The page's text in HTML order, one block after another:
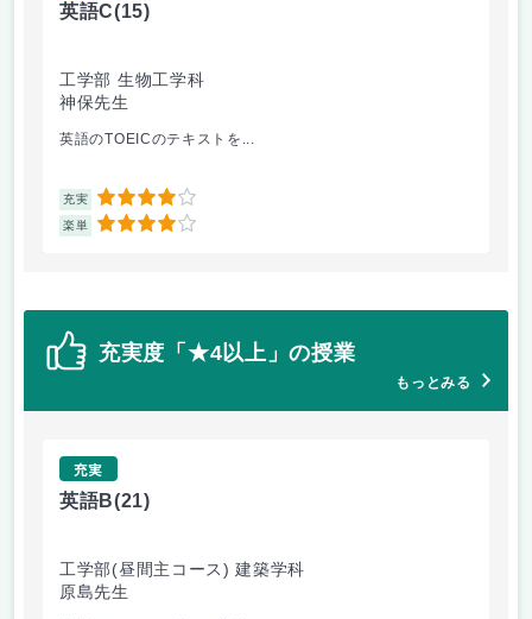
英語C(15)
工学部 生物工学科
神保先生
英語のTOEICのテキストを...
充実 4
楽単 4
充実度「★4以上」の授業
もっとみる
充実
英語B(21)
工学部(昼間主コース) 建築学科
原島先生